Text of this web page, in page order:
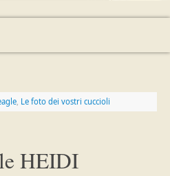
, Le foto dei vostri cuccioli
HEIDI